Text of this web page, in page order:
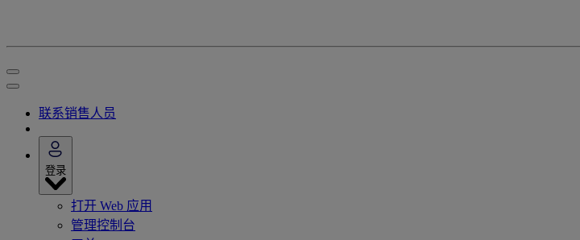
联系销售人员
登录
打开 Web 应用
管理控制台